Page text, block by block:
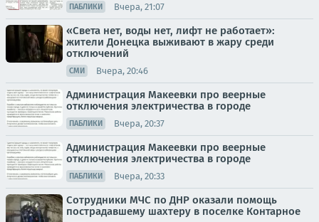
ПАБЛИКИ Вчера, 21:07
«Света нет, воды нет, лифт не работает»:
жители Донецка выживают в жару среди
отключений
СМИ Вчера, 20:46
Администрация Макеевки про веерные
отключения электричества в городе
ПАБЛИКИ Вчера, 20:37
Администрация Макеевки про веерные
отключения электричества в городе
ПАБЛИКИ Вчера, 20:33
Сотрудники МЧС по ДНР оказали помощь
пострадавшему шахтеру в поселке Контарное